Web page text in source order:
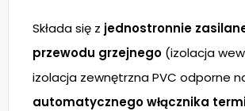
Składa się z jednostronnie
przewodu grzejnego (izolacja
izolacja zewnętrzna PVC odporne
automatycznego włącznika